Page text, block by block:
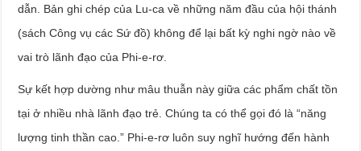
dẫn. Bản ghi chép của Lu-ca về những năm đầu của hội thánh
(sách Công vụ các Sứ đồ) không để lại bất kỳ nghi ngờ nào về
vai trò lãnh đạo của Phi-e-rơ.
Sự kết hợp dường như mâu thuẫn này giữa các phẩm chất tồn
tại ở nhiều nhà lãnh đạo trẻ. Chúng ta có thể gọi đó là “năng
lượng tinh thần cao.” Phi-e-rơ luôn suy nghĩ hướng đến hành